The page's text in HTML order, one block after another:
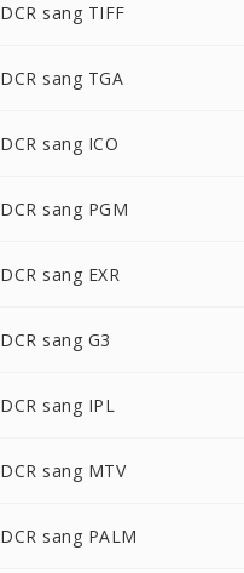
DCR sang TIFF
DCR sang TGA
DCR sang ICO
DCR sang PGM
DCR sang EXR
DCR sang G3
DCR sang IPL
DCR sang MTV
DCR sang PALM